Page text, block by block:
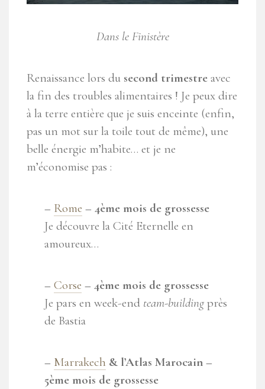
Dans le Finistère
Renaissance lors du second trimestre avec
la fin des troubles alimentaires ! Je peux dire
à la terre entière que je suis enceinte (enfin,
pas un mot sur la toile tout de même), une
belle énergie m’habite… et je ne
m’économise pas :
– Rome – 4ème mois de grossesse
Je découvre la Cité Eternelle en
amoureux…
– Corse – 4ème mois de grossesse
Je pars en week-end team-building près
de Bastia
– Marrakech & l’Atlas Marocain –
5ème mois de grossesse